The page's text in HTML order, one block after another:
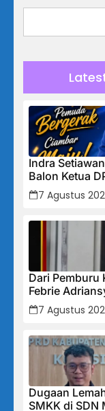
Indra
Balon Ketua
7 Agustus
Dari Pemburu
Febrie
Bawa Map
7 Agustus
Dugaan
SMKK di SDN